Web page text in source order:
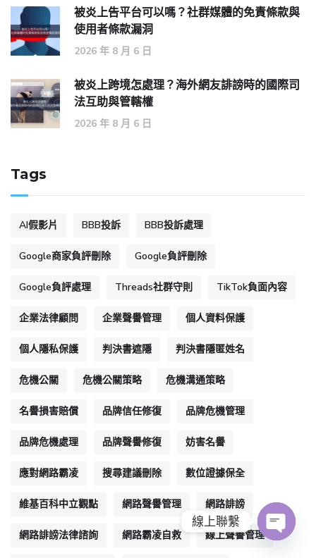
被炎上告平台可以嗎？社群媒體的免責條款與
使用者條款漏洞
2026 年 8 月 6 日
被炎上跨境怎處理？海外網友誹謗時的國際司
法互助與管轄權
2026 年 8 月 6 日
Tags
AI假影片 BBB投訴 BBB投訴處理
Google商家負評刪除 Google負評刪除
Google負評處理 Threads社群守則 TikTok負面內容
企業法律顧問 企業聲譽管理 個人資料保護
個人隱私保護 判決書遮隱 判決書隱匿姓名
危機公關 危機公關策略 危機溝通策略
名譽損害賠償 品牌信任修復 品牌危機管理
品牌危機處理 品牌聲譽修復 妨害名譽
應對網路霸凌 搜尋建議刪除 數位證據保全
維基百科中立觀點 網路聲譽管理 網路誹謗
網路誹謗法律諮詢 網路霸凌自救 線上聲譽管理
線上聯繫